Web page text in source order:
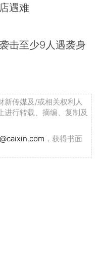
遇难
击至少9人遇袭身
新传媒及/或相关权利人
进行转载、摘编、复制及
，获得书面